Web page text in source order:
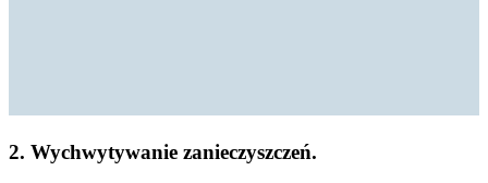
2. Wychwytywanie zanieczyszczeń.